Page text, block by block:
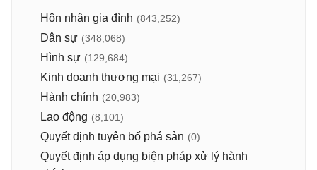
Hôn nhân gia đình (843,252)
Dân sự (348,068)
Hình sự (129,684)
Kinh doanh thương mại (31,267)
Hành chính (20,983)
Lao động (8,101)
Quyết định tuyên bố phá sản (0)
Quyết định áp dụng biện pháp xử lý hành